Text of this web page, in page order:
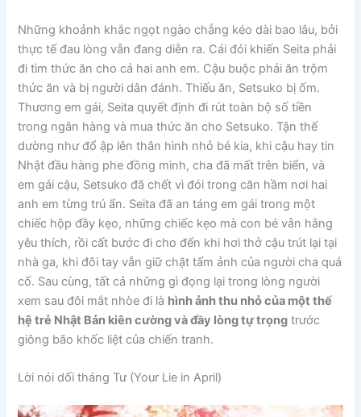
Những khoảnh khắc ngọt ngào chẳng kéo dài bao lâu, bởi
thực tế đau lòng vẫn đang diễn ra. Cái đói khiến Seita phải
đi tìm thức ăn cho cả hai anh em. Cậu buộc phải ăn trộm
thức ăn và bị người dân đánh. Thiếu ăn, Setsuko bị ốm.
Thương em gái, Seita quyết định đi rút toàn bộ số tiền
trong ngân hàng và mua thức ăn cho Setsuko. Tận thế
dường như đổ ập lên thân hình nhỏ bé kia, khi cậu hay tin
Nhật đầu hàng phe đồng minh, cha đã mất trên biển, và
em gái cậu, Setsuko đã chết vì đói trong căn hầm nơi hai
anh em từng trú ẩn. Seita đã an táng em gái trong một
chiếc hộp đầy kẹo, những chiếc kẹo mà con bé vẫn hằng
yêu thích, rồi cất bước đi cho đến khi hơi thở cậu trút lại tại
nhà ga, khi đôi tay vẫn giữ chặt tấm ảnh của người cha quá
cố. Sau cùng, tất cả những gì đọng lại trong lòng người
xem sau đôi mắt nhòe đi là hình ảnh thu nhỏ của một thế
hệ trẻ Nhật Bản kiên cường và đầy lòng tự trọng trước
giông bão khốc liệt của chiến tranh.
Lời nói dối tháng Tư (Your Lie in April)